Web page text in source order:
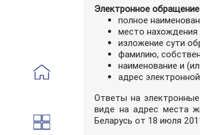
Электронное
полное
место нахождения
изложение сути
фамилию,
наименование и
адрес
Ответы на
виде на адрес места
Беларусь от 18 июля